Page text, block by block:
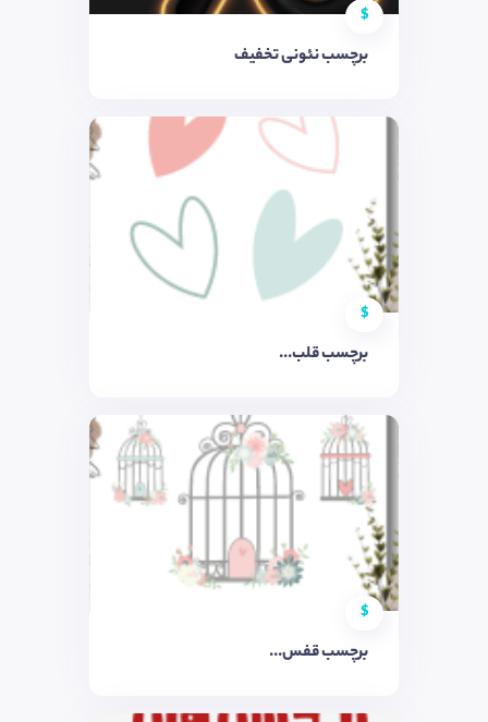
$
برچسب نئونی تخفیف
$
برچسب قلب...
$
برچسب قفس...